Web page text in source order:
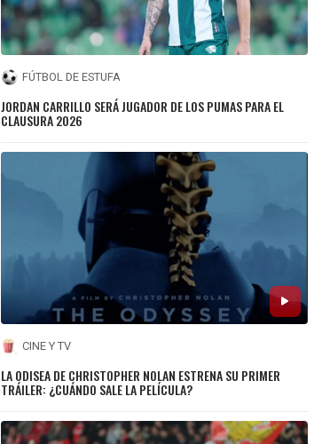
FÚTBOL DE ESTUFA
JORDAN CARRILLO SERÁ JUGADOR DE LOS PUMAS PARA EL
CLAUSURA 2026
CINE Y TV
LA ODISEA DE CHRISTOPHER NOLAN ESTRENA SU PRIMER
TRÁILER: ¿CUÁNDO SALE LA PELÍCULA?